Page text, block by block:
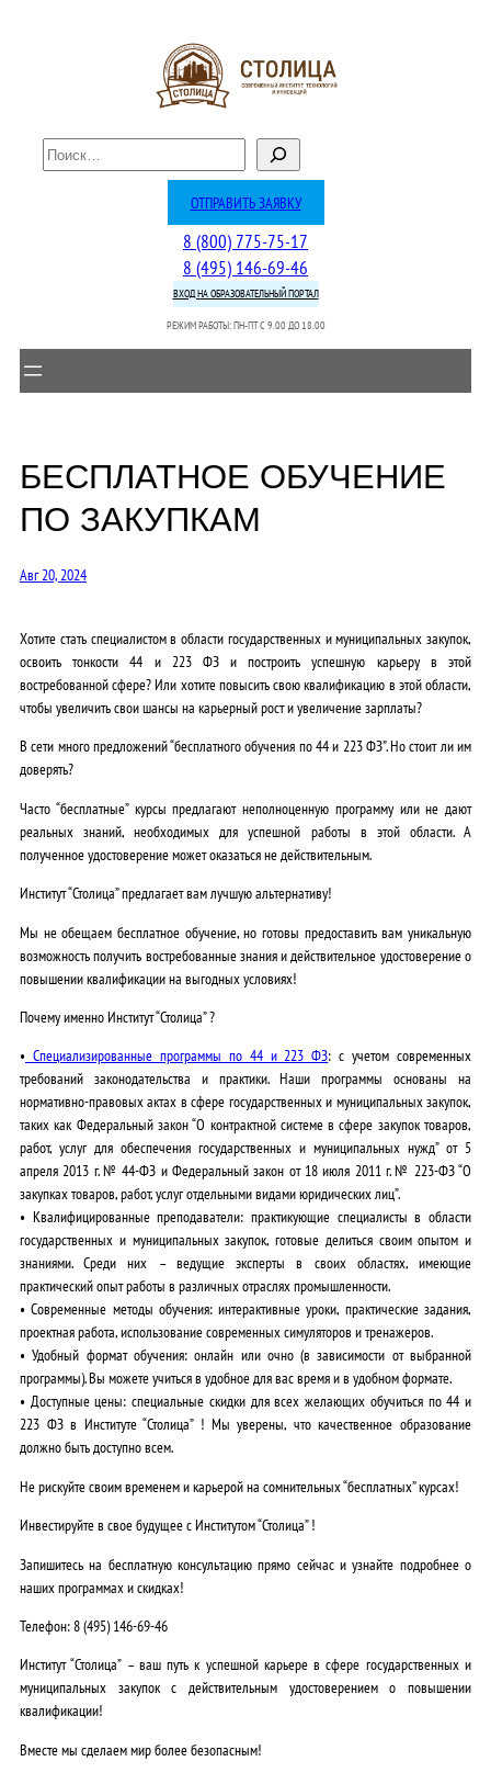
П
о
ОТПРАВИТЬ ЗАЯВКУ
8 (800) 775-75-17
8 (495) 146-69-46
ВХОД НА ОБРАЗОВАТЕЛЬНЫЙ ПОРТАЛ
РЕЖИМ РАБОТЫ: ПН-ПТ C 9.00 ДО 18.00
БЕСПЛАТНОЕ ОБУЧЕНИЕ
ПО ЗАКУПКАМ
Авг 20, 2024
Хотите стать специалистом в области государственных и муниципальных закупок,
освоить тонкости 44 и 223 ФЗ и построить успешную карьеру в этой
востребованной сфере? Или хотите повысить свою квалификацию в этой области,
чтобы увеличить свои шансы на карьерный рост и увеличение зарплаты?
В сети много предложений “бесплатного обучения по 44 и 223 ФЗ”. Но стоит ли им
доверять?
Часто “бесплатные” курсы предлагают неполноценную программу или не дают
реальных знаний, необходимых для успешной работы в этой области. А
полученное удостоверение может оказаться не действительным.
Институт “Столица” предлагает вам лучшую альтернативу!
Мы не обещаем бесплатное обучение, но готовы предоставить вам уникальную
возможность получить востребованные знания и действительное удостоверение о
повышении квалификации на выгодных условиях!
Почему именно Институт “Столица” ?
• Специализированные программы по 44 и 223 ФЗ: с учетом современных
требований законодательства и практики. Наши программы основаны на
нормативно-правовых актах в сфере государственных и муниципальных закупок,
таких как Федеральный закон “О контрактной системе в сфере закупок товаров,
работ, услуг для обеспечения государственных и муниципальных нужд” от 5
апреля 2013 г. № 44-ФЗ и Федеральный закон от 18 июля 2011 г. № 223-ФЗ “О
закупках товаров, работ, услуг отдельными видами юридических лиц”.
• Квалифицированные преподаватели: практикующие специалисты в области
государственных и муниципальных закупок, готовые делиться своим опытом и
знаниями. Среди них – ведущие эксперты в своих областях, имеющие
практический опыт работы в различных отраслях промышленности.
•Современные методы обучения:интерактивные уроки, практические задания,
проектная работа, использование современных симуляторов и тренажеров.
•Удобный формат обучения:онлайн или очно (в зависимости от выбранной
программы). Вы можете учиться в удобное для вас время и в удобном формате.
• Доступные цены: специальные скидки для всех желающих обучиться по 44 и
223 ФЗ в Институте “Столица” ! Мы уверены, что качественное образование
должно быть доступно всем.
Не рискуйте своим временем и карьерой на сомнительных “бесплатных” курсах!
Инвестируйте в свое будущее с Институтом “Столица” !
Запишитесь на бесплатную консультацию прямо сейчас и узнайте подробнее о
наших программах и скидках!
Телефон:8 (495) 146-69-46
Институт “Столица” – ваш путь к успешной карьере в сфере государственных и
муниципальных закупок с действительным удостоверением о повышении
квалификации!
Вместе мы сделаем мир более безопасным!